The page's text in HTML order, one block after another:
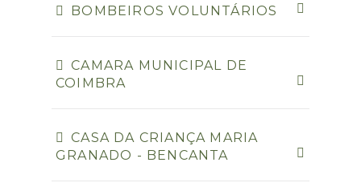
BOMBEIROS VOLUNTÁRIOS
CAMARA MUNICIPAL DE
COIMBRA
CASA DA CRIANÇA MARIA
GRANADO - BENCANTA